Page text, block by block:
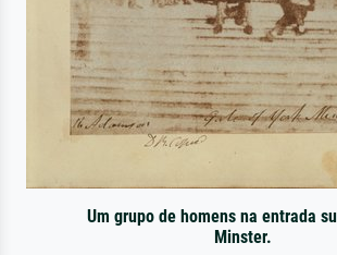
Um grupo de homens na entrada
Minster.